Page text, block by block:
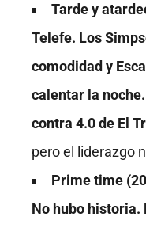
Tarde y
Telefe. Los
comodidad y
calentar la
contra 4.0 de El
pero el liderazgo
Prime time
No hubo historia.